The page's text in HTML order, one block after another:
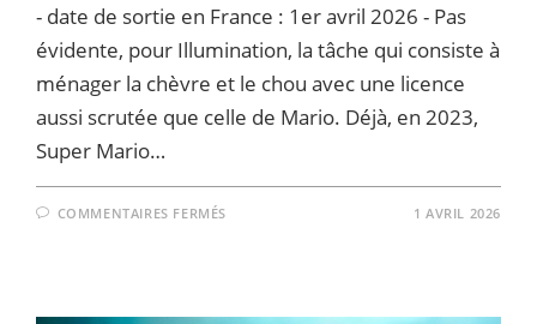
- date de sortie en France : 1er avril 2026 - Pas
évidente, pour Illumination, la tâche qui consiste à
ménager la chèvre et le chou avec une licence
aussi scrutée que celle de Mario. Déjà, en 2023,
Super Mario…
COMMENTAIRES FERMÉS 1 AVRIL 2026